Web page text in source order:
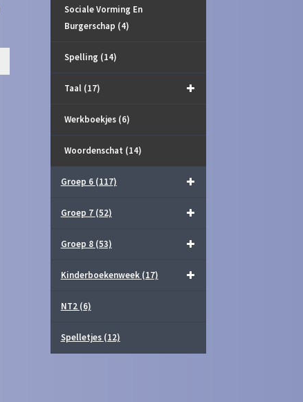
Sociale Vorming En
Burgerschap (4)
Spelling (14)
Taal (17)
Werkboekjes (6)
Woordenschat (14)
Groep 6 (117)
Groep 7 (52)
Groep 8 (53)
Kinderboekenweek (17)
NT2 (6)
Spelletjes (12)